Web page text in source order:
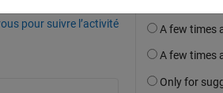
pour suivre l’activité